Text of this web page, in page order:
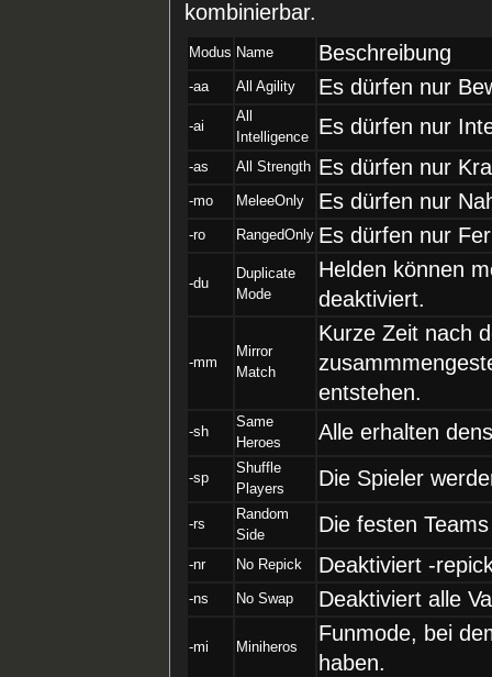
kombinierbar.
Modus Name Beschreibung
-aa All Agility Es dürfen nur
-ai
All
Intelligence
Es dürfen nur
-as All Strength Es dürfen nur
-mo MeleeOnly Es dürfen nur
-ro RangedOnly Es dürfen nur
-du
Duplicate
Mode
Helden können
deaktiviert.
-mm
Mirror
Match
Kurze Zeit nach
entstehen.
-sh
Same
Heroes
Alle erhalten
-sp
Shuffle
Players
Die Spieler
-rs
Random
Side
Die festen
-nr No Repick Deaktiviert -
-ns No Swap Deaktiviert alle
-mi Miniheros
Funmode, bei
haben.